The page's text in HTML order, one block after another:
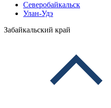
Северобайкальск
Улан-Удэ
Забайкальский край